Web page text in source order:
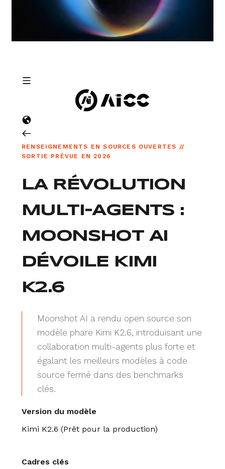
RENSEIGNEMENTS EN SOURCES OUVERTES //
SORTIE PRÉVUE EN 2026
LA RÉVOLUTION
MULTI-AGENTS :
MOONSHOT AI
DÉVOILE KIMI
K2.6
Moonshot AI a rendu open source son
modèle phare Kimi K2.6, introduisant une
collaboration multi-agents plus forte et
égalant les meilleurs modèles à code
source fermé dans des benchmarks
clés.
Version du modèle
Kimi K2.6 (Prêt pour la production)
Cadres clés